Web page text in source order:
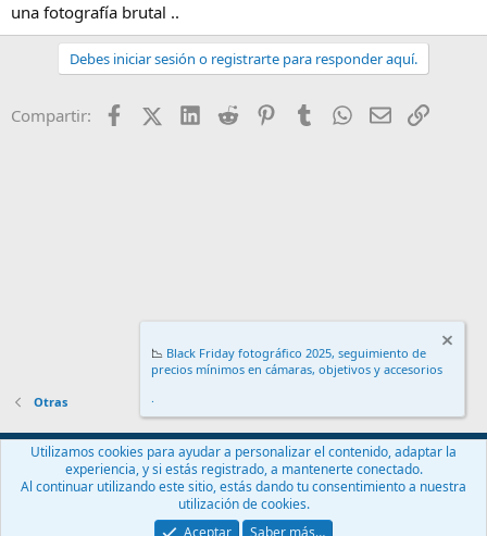
una fotografía brutal ..
Debes iniciar sesión o registrarte para responder aquí.
Compartir: FacebookX (Twitter)
LinkedIn
Reddit PinterestTumblr WhatsApp
EmailEnlace
Otras
Español (ES)
Contáctanos
Términos y reglas Política de privacidad
Ayuda
📉 Black Friday fotográfico 2025, seguimiento de
precios mínimos en cámaras, objetivos y accesorios
.
Utilizamos cookies para ayudar a personalizar el contenido, adaptar la
experiencia, y si estás registrado, a mantenerte conectado.
Al continuar utilizando este sitio, estás dando tu consentimiento a nuestra
utilización de cookies.
Aceptar
Saber más…